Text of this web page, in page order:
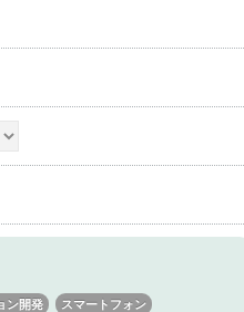
ン開発 スマートフォン